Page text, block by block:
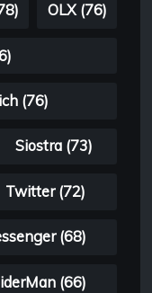
OLX (76)
(76)
Siostra (73)
Twitter (72)
(68)
(66)